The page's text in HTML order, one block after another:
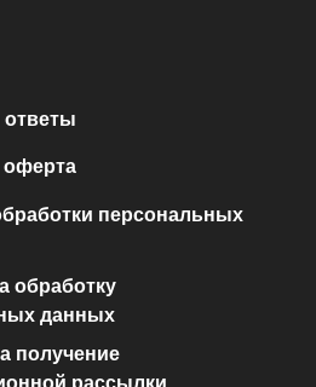
оферта
обработку
данных
получение
рассылки
персональных